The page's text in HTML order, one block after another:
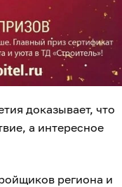
доказывает, что
а интересное
региона и